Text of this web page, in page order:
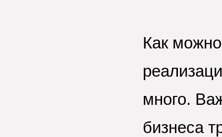
Как
много.
бизнеса